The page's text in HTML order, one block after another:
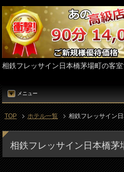
相鉄フレッサイン日本橋茅場町の客
メニュー
TOP ホテル一覧 相鉄フレッサイン
相鉄フレッサイン日本橋茅